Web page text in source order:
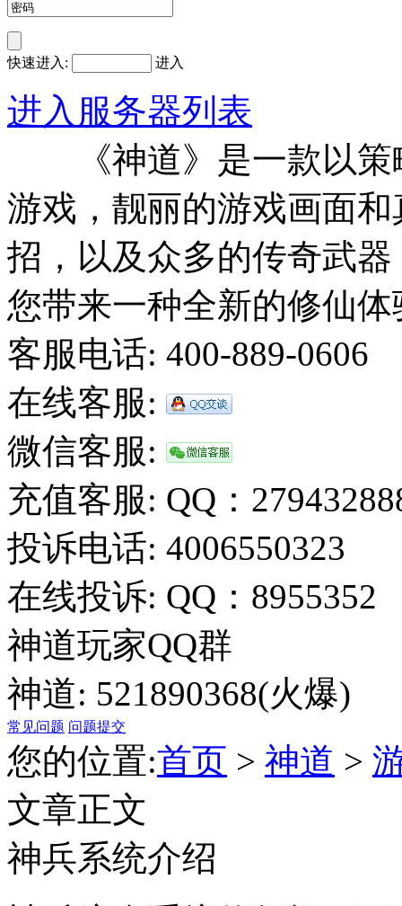
快速进入: 进入
进入服务器列表
《神道》是一款以策
游戏，靓丽的游戏画面
招，以及众多的传奇武
您带来一种全新的修仙体
客服电话: 400-889-0606
在线客服:
微信客服:
充值客服: QQ：
投诉电话: 4006550323
在线投诉: QQ：8955352
神道玩家QQ群
神道: 521890368(火爆)
常见问题 问题提交
您的位置:首页 > 神道 >
文章正文
神兵系统介绍